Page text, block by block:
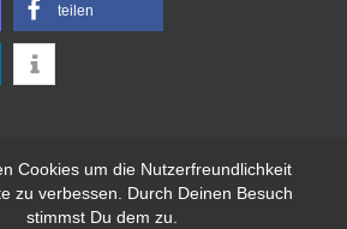
Cookies um die Nutzerfreundlichkeit
zu verbessen. Durch Deinen Besuch
stimmst Du dem zu.
teilen